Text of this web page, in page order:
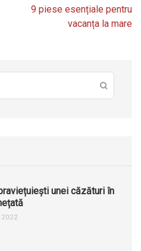
9 piese esențiale pentru
vacanța la mare
unei căzături în